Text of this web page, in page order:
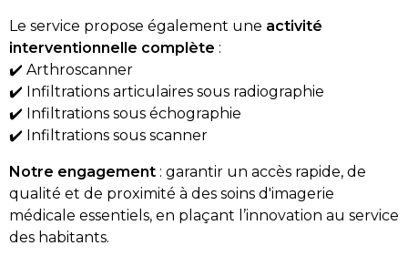
Le service propose également une activité
interventionnelle complète :
✔️ Arthroscanner
✔️ Infiltrations articulaires sous radiographie
✔️ Infiltrations sous échographie
✔️ Infiltrations sous scanner
Notre engagement : garantir un accès rapide, de
qualité et de proximité à des soins d'imagerie
médicale essentiels, en plaçant l’innovation au service
des habitants.